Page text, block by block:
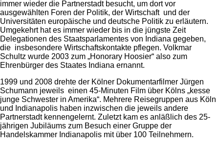
immer wieder die Partnerstadt besucht, um dort vor
ausgewählten Foren der Politik, der Wirtschaft und der
Universitäten europäische und deutsche Politik zu erläutern.
Umgekehrt hat es immer wieder bis in die jüngste Zeit
Delegationen des Staatsparlamentes von Indiana gegeben,
die insbesondere Wirtschaftskontakte pflegen. Volkmar
Schultz wurde 2003 zum „Honorary Hoosier“ also zum
Ehrenbürger des Staates Indiana ernannt.
1999 und 2008 drehte der Kölner Dokumentarfilmer Jürgen
Schumann jeweils einen 45-Minuten Film über Kölns „kesse
junge Schwester in Amerika“. Mehrere Reisegruppen aus Köln
und Indianapolis haben inzwischen die jeweils andere
Partnerstadt kennengelernt. Zuletzt kam es anläßlich des 25-
jährigen Jubiläums zum Besuch einer Gruppe der
Handelskammer Indianapolis mit über 100 Teilnehmern.